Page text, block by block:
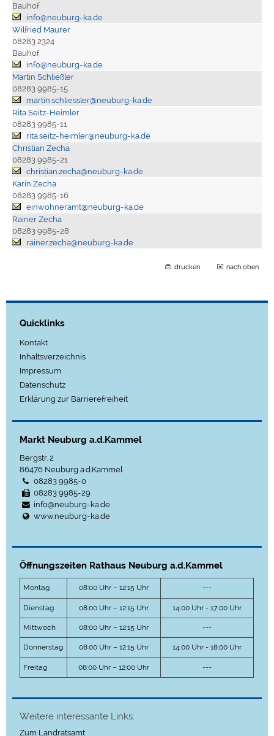
Bauhof
info@neuburg-ka.de
Wilfried Maurer
08283 2324
Bauhof
info@neuburg-ka.de
Martin Schließler
08283 9985-15
martin.schliessler@neuburg-ka.de
Rita Seitz-Heimler
08283 9985-11
rita.seitz-heimler@neuburg-ka.de
Christian Zecha
08283 9985-21
christian.zecha@neuburg-ka.de
Karin Zecha
08283 9985-16
einwohneramt@neuburg-ka.de
Rainer Zecha
08283 9985-28
rainer.zecha@neuburg-ka.de
drucken nach oben
Quicklinks
Kontakt
Inhaltsverzeichnis
Impressum
Datenschutz
Erklärung zur Barrierefreiheit
Markt Neuburg a.d.Kammel
Bergstr. 2
86476 Neuburg a.d.Kammel
08283 9985-0
08283 9985-29
info@neuburg-ka.de
www.neuburg-ka.de
Öffnungszeiten Rathaus Neuburg a.d.Kammel
Montag 08:00 Uhr – 12:15 Uhr ---
Dienstag 08:00 Uhr – 12:15 Uhr 14:00 Uhr - 17:00 Uhr
Mittwoch 08:00 Uhr – 12:15 Uhr ---
Donnerstag 08:00 Uhr – 12:15 Uhr 14:00 Uhr - 18:00 Uhr
Freitag 08:00 Uhr – 12:00 Uhr ---
Weitere interessante Links:
Zum Landratsamt